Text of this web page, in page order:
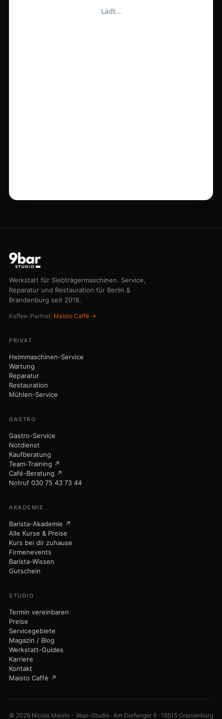
Werkstatt für Siebträgermaschinen. Service,
Reparatur und Restauration für Berlin &
Brandenburg seit 2018.
Kaffee-Partner: Maisto Caffè →
PRIVAT
Heimmaschinen-Service
Wartung
Reparatur
Restauration
Mühlen-Service
GASTRO
Gastro-Service
Notdienst
Kaufberatung
Team-Training ↗
Café-Beratung ↗
Notruf 030 75 43 73 44
AKADEMIE
Barista-Akademie ↗
Alle Kurse & Preise
Kurs bei dir zuhause
Firmenevents
Barista-Wissen
Gutschein
STUDIO
Termin vereinbaren
Preise
Servicegebiete
Magazin / Blog
Werkstatt-Guides
Karriere
Kontakt
Maisto Caffè ↗
© 2026 Nicola Maisto - 9bar-Studio · Am Dorfanger 6 · 16515 Oranienburg